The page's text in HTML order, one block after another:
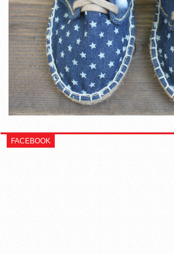
FACEBOOK